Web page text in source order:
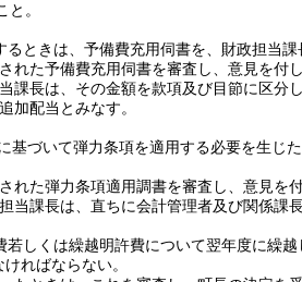
。
ときは、予備費充用伺書を、財政担当課
れた予備費充用伺書を審査し、意見を付
課長は、その金額を款項及び目節に区分
加配当とみなす。
基づいて弾力条項を適用する必要を生じ
れた弾力条項適用調書を審査し、意見を
当課長は、直ちに会計管理者及び関係課
しくは繰越明許費について翌年度に繰
ればならない。